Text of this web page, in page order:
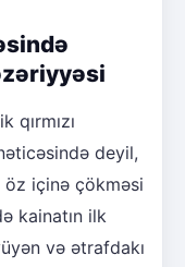
qırmızı
deyil,
öz içinə çökməsi
kainatın ilk
və ətrafdakı